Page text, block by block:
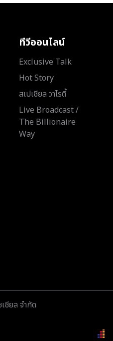
ทีวีออนไลน์
Exclusive Talk
Hot Story
สเปเชียล วาไรตี้
Live Broadcast /
The Billionaire
Way
ชียล จำกัด